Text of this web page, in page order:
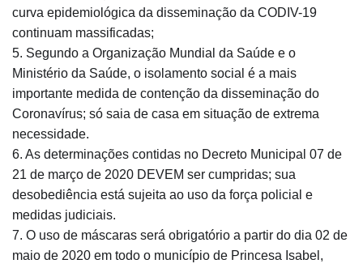
curva epidemiológica da disseminação da CODIV-19
continuam massificadas;
5. Segundo a Organização Mundial da Saúde e o
Ministério da Saúde, o isolamento social é a mais
importante medida de contenção da disseminação do
Coronavírus; só saia de casa em situação de extrema
necessidade.
6. As determinações contidas no Decreto Municipal 07 de
21 de março de 2020 DEVEM ser cumpridas; sua
desobediência está sujeita ao uso da força policial e
medidas judiciais.
7. O uso de máscaras será obrigatório a partir do dia 02 de
maio de 2020 em todo o município de Princesa Isabel,